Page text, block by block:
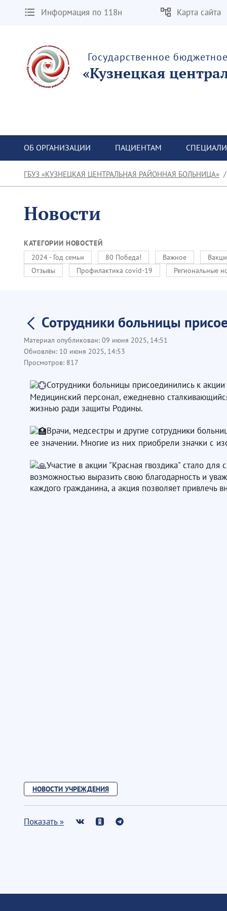
Информация по 118н Карта сайта
Государственное
«Кузнецкая
ОБ ОРГАНИЗАЦИИ ПАЦИЕНТАМ
ГБУЗ «КУЗНЕЦКАЯ ЦЕНТРАЛЬНАЯ РАЙОННАЯ БОЛЬНИЦА»
Новости
КАТЕГОРИИ НОВОСТЕЙ
2024 - Год семьи
80 Победа! Важное
Отзывы
Профилактика covid-19 Региональные
Сотрудники больницы
Материал опубликован: 09 июня 2025, 14:51
Обновлён: 10 июня 2025, 14:53
Просмотров: 817
Сотрудники больницы присоединились к
Медицинский персонал, ежедневно
жизнью ради защиты Родины.
Врачи, медсестры и другие сотрудники
ее значении. Многие из них приобрели значки с
Участие в акции "Красная гвоздика" стало
возможностью выразить свою благодарность и
каждого гражданина, а акция позволяет
НОВОСТИ УЧРЕЖДЕНИЯ
Показать »